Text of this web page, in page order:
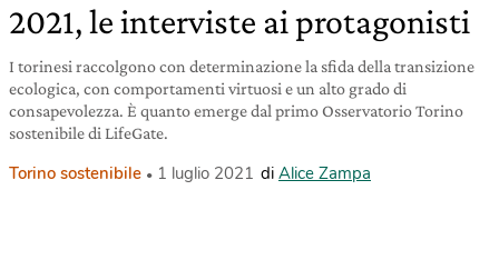
2021, le interviste ai protagonisti
I torinesi raccolgono con determinazione la sfida della transizione
ecologica, con comportamenti virtuosi e un alto grado di
consapevolezza. È quanto emerge dal primo Osservatorio Torino
sostenibile di LifeGate.
Torino sostenibile 1 luglio 2021 di Alice Zampa